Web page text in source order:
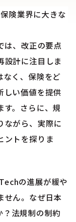
険業界に大きな
、改正の要点
設計に注目しま
なく、保険をど
しい価値を提供
す。さらに、規
ながら、実際に
ントを探りま
の進展が緩や
せん。なぜ日本
法規制の制約